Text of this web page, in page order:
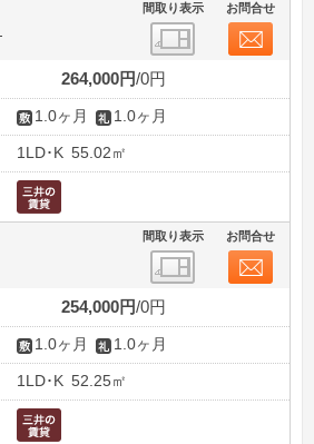
間取り表示 お問合せ
264,000円 0円
1.0ヶ月 1.0ヶ月
1LD･K 55.02㎡
間取り表示 お問合せ
254,000円 0円
1.0ヶ月 1.0ヶ月
1LD･K 52.25㎡